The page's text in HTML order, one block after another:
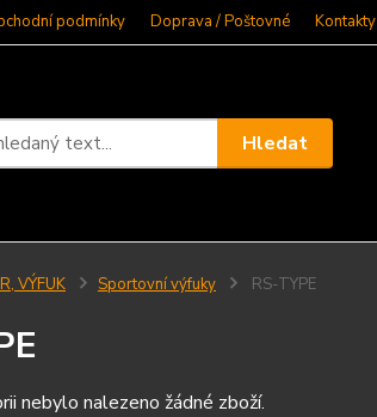
podmínky Doprava / Poštovné Kontakty
Hledat
VÝFUK Sportovní výfuky RS-TYPE
nebylo nalezeno žádné zboží.